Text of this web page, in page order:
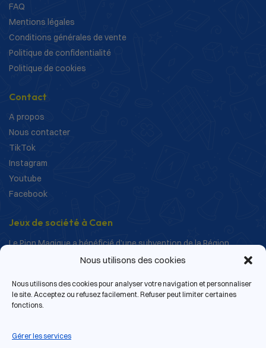
Nous utilisons des cookies
Nous utilisons des cookies pour analyser votre navigation et personnaliser
le site. Acceptez ou refusez facilement. Refuser peut limiter certaines
fonctions.
Gérer les services
FAQ
Mentions légales
Conditions générales de vente
Politique de confidentialité
Politique de cookies
Contact
A propos
Nous contacter
TikTok
Instagram
Youtube
Facebook
Jeux de société à Caen
Le Pion Magique a bénéficié d’une subvention de la Région
Normandie dans le cadre de ses actions de structuration et de